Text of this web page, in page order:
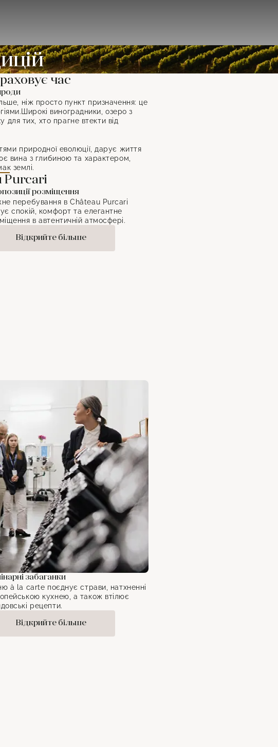
час
ніж просто пункт призначення: це
виноградники, озеро з
для тих, хто прагне втекти від
природної еволюції, дарує життя
вина з глибиною та характером,
землі.
Purcari
розміщення
перебування в Château Purcari
спокій, комфорт та елегантне
в автентичній атмосфері.
Відкрийте більше
забаганки
à la carte поєднує страви, натхненні
кухнею, а також втілює
рецепти.
Відкрийте більше